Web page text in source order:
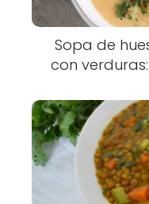
Sopa de
con